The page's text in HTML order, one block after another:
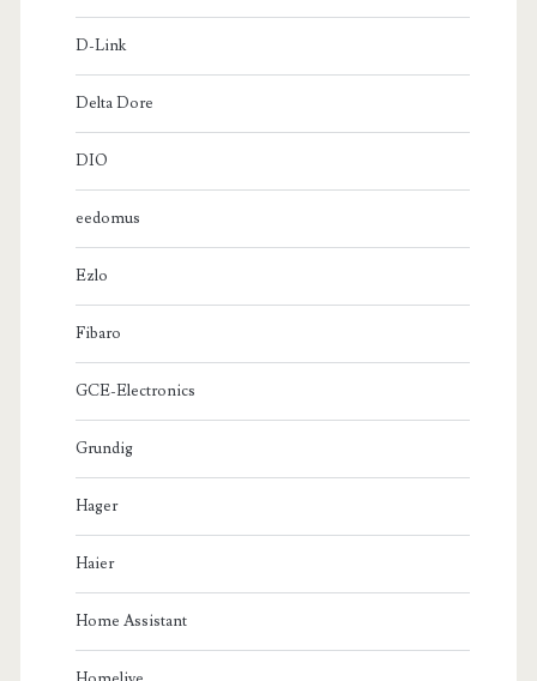
D-Link
Delta Dore
DIO
eedomus
Ezlo
Fibaro
GCE-Electronics
Grundig
Hager
Haier
Home Assistant